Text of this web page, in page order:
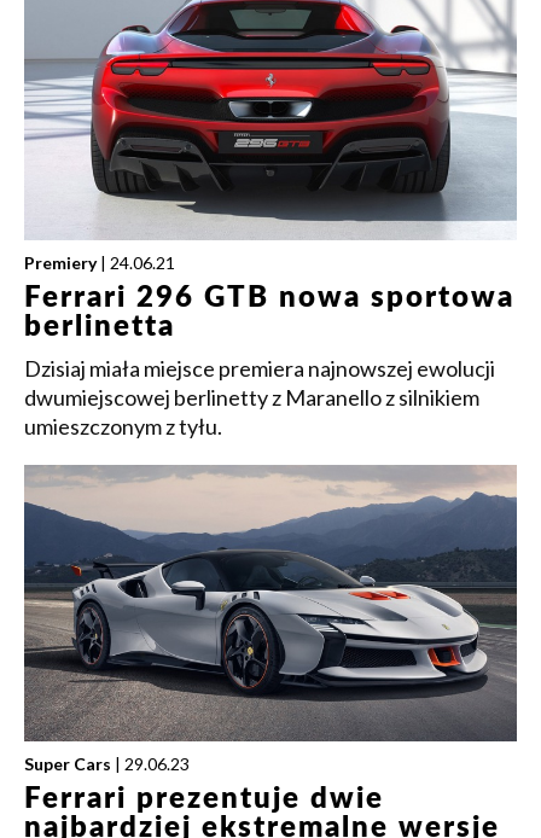
Premiery | 24.06.21
Ferrari 296 GTB nowa sportowa
berlinetta
Dzisiaj miała miejsce premiera najnowszej ewolucji
dwumiejscowej berlinetty z Maranello z silnikiem
umieszczonym z tyłu.
Super Cars | 29.06.23
Ferrari prezentuje dwie
najbardziej ekstremalne wersje